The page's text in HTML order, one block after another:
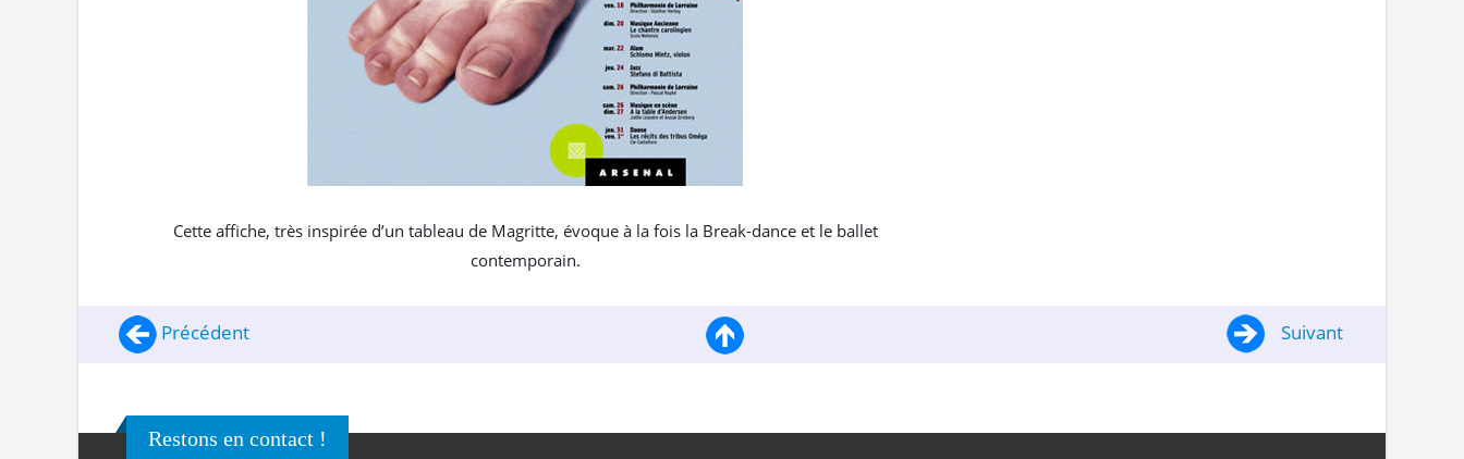
Cette affiche, très inspirée d’un tableau de Magritte, évoque à la fois la Break-dance et le ballet
contemporain.
Précédent Suivant
Restons en contact !